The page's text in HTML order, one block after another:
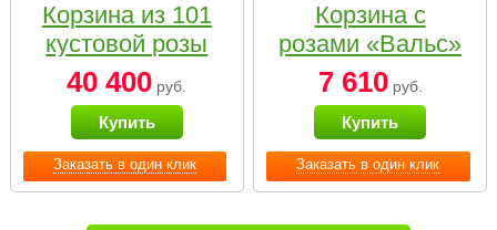
Заказать в один клик
Корзина из 101
кустовой розы
нежных тонов
40 400 руб.
Купить
Заказать в один клик
Корзина с
розами «Вальс»
7 610руб.
Купить